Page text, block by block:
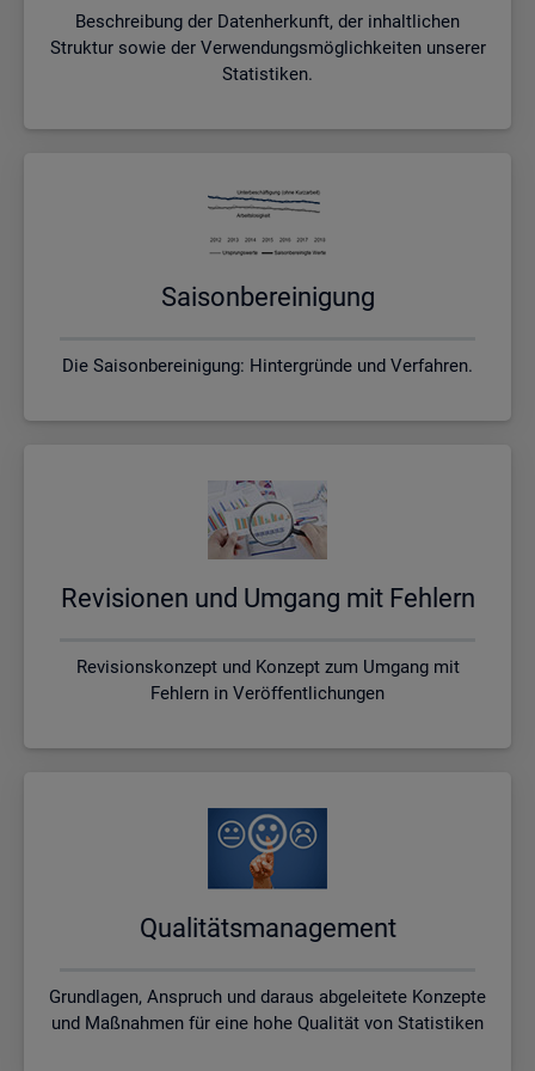
Beschreibung der Datenherkunft, der inhaltlichen
Struktur sowie der Verwendungsmöglichkeiten unserer
Statistiken.
Sai­son­be­rei­ni­gung
Die Saisonbereinigung: Hintergründe und Verfahren.
Re­vi­sio­nen und Um­gang mit Feh­lern
Revisionskonzept und Konzept zum Umgang mit
Fehlern in Veröffentlichungen
Qua­li­täts­ma­nage­ment
Grundlagen, Anspruch und daraus abgeleitete Konzepte
und Maßnahmen für eine hohe Qualität von Statistiken